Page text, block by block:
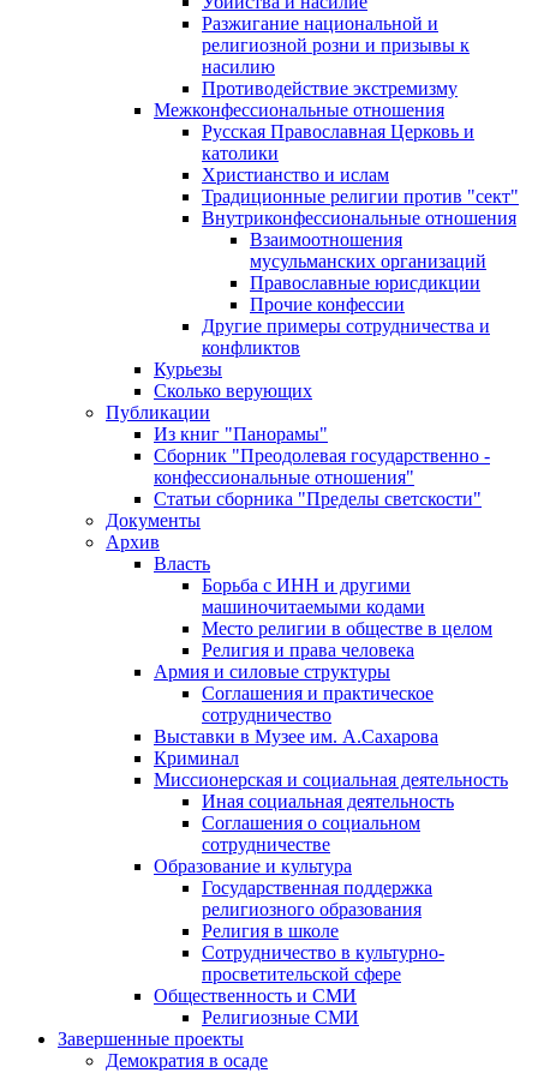
Разжигание национальной и
религиозной розни и призывы к
насилию
Противодействие экстремизму
Межконфессиональные отношения
Русская Православная Церковь и
католики
Христианство и ислам
Традиционные религии против "сект"
Внутриконфессиональные отношения
Взаимоотношения
мусульманских организаций
Православные юрисдикции
Прочие конфессии
Другие примеры сотрудничества и
конфликтов
Курьезы
Сколько верующих
Публикации
Из книг "Панорамы"
Сборник "Преодолевая государственно -
конфессиональные отношения"
Статьи сборника "Пределы светскости"
Документы
Архив
Власть
Борьба с ИНН и другими
машиночитаемыми кодами
Место религии в обществе в целом
Религия и права человека
Армия и силовые структуры
Соглашения и практическое
сотрудничество
Выставки в Музее им. А.Сахарова
Криминал
Миссионерская и социальная деятельность
Иная социальная деятельность
Соглашения о социальном
сотрудничестве
Образование и культура
Государственная поддержка
религиозного образования
Религия в школе
Сотрудничество в культурно-
просветительской сфере
Общественность и СМИ
Религиозные СМИ
Завершенные проекты
Демократия в осаде